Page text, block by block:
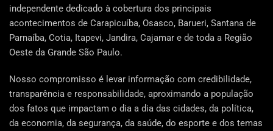
independente dedicado à cobertura dos principais
acontecimentos de Carapicuíba, Osasco, Barueri, Santana de
Parnaíba, Cotia, Itapevi, Jandira, Cajamar e de toda a Região
Oeste da Grande São Paulo.
Nosso compromisso é levar informação com credibilidade,
transparência e responsabilidade, aproximando a população
dos fatos que impactam o dia a dia das cidades, da política,
da economia, da segurança, da saúde, do esporte e dos temas